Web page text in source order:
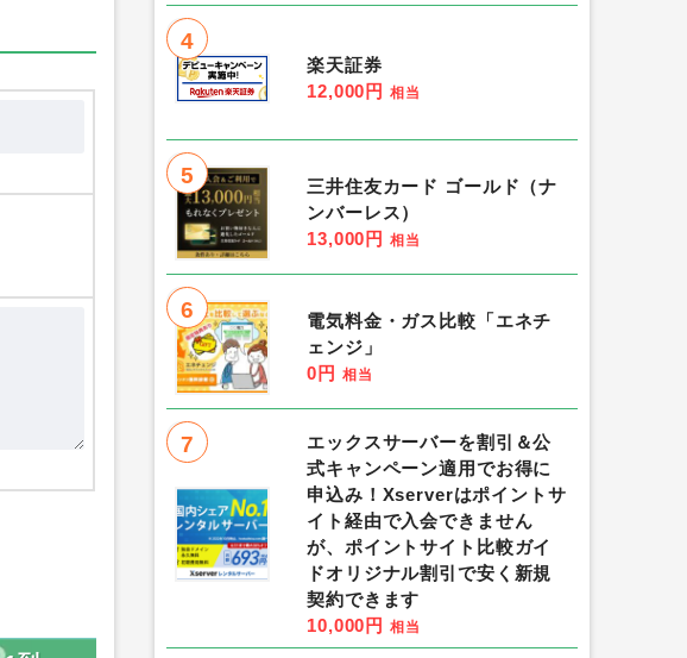
4
楽天証券
12,000円 相当
5
三井住友カード ゴールド（ナ
ンバーレス）
13,000円 相当
6
電気料金・ガス比較「エネチ
ェンジ」
0円 相当
7
エックスサーバーを割引＆公
式キャンペーン適用でお得に
申込み！Xserverはポイントサ
イト経由で入会できません
が、ポイントサイト比較ガイ
ドオリジナル割引で安く新規
契約できます
10,000円 相当